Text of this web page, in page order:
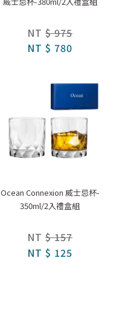
NT $ 975
NT $ 780
Ocean Connexion 威士忌杯-
350ml/2入禮盒組
NT $ 157
NT $ 125